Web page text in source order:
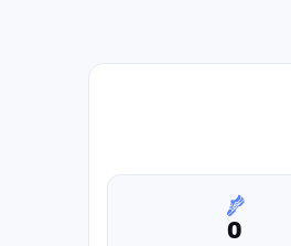
0